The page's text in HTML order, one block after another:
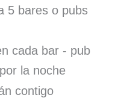
5 bares o pubs
cada bar - pub
la noche
contigo